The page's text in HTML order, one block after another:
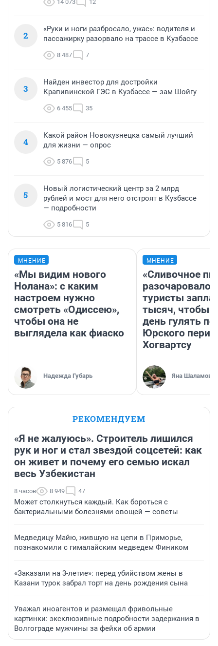
14 073 12
2
«Руки и ноги разбросало, ужас»: водителя и
пассажирку разорвало на трассе в Кузбассе
8 487 7
3
Найден инвестор для достройки
Крапивинской ГЭС в Кузбассе — зам Шойгу
6 455 35
4
Какой район Новокузнецка самый лучший
для жизни — опрос
5 876 5
5
Новый логистический центр за 2 млрд
рублей и мост для него отстроят в Кузбассе
— подробности
5 816 5
МНЕНИЕ
«Мы видим нового
Нолана»: с каким
настроем нужно
смотреть «Одиссею»,
чтобы она не
выглядела как фиаско
Надежда Губарь
МНЕНИЕ
«Сливочное
разочаровало»:
туристы
тысяч, чтобы
день гулять по
Юрского
Хогвартсу
Яна Шаламова
РЕКОМЕНДУЕМ
«Я не жалуюсь». Строитель лишился
рук и ног и стал звездой соцсетей: как
он живет и почему его семью искал
весь Узбекистан
8 часов 8 949 47
Может столкнуться каждый. Как бороться с
бактериальными болезнями овощей — советы
Медведицу Майю, жившую на цепи в Приморье,
познакомили с гималайским медведем Фиником
«Заказали на 3-летие»: перед убийством жены в
Казани турок забрал торт на день рождения сына
Уважал иноагентов и размещал фривольные
картинки: эксклюзивные подробности задержания в
Волгограде мужчины за фейки об армии